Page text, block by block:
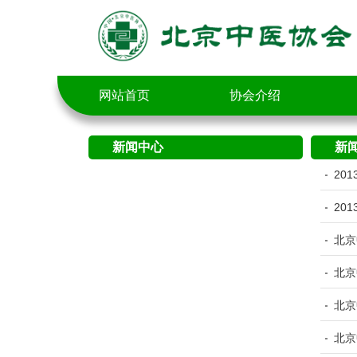
网站首页 协会介绍
新闻中心 新
北
北
北
北